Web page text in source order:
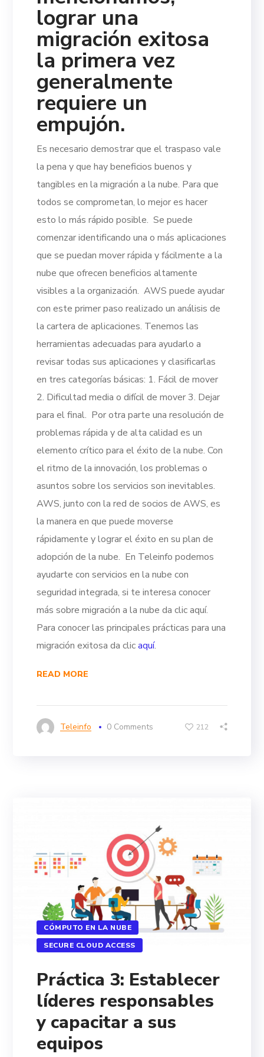
lograr una
migración exitosa
la primera vez
generalmente
requiere un
empujón.
Es necesario demostrar que el traspaso vale
la pena y que hay beneficios buenos y
tangibles en la migración a la nube. Para que
todos se comprometan, lo mejor es hacer
esto lo más rápido posible. Se puede
comenzar identificando una o más aplicaciones
que se puedan mover rápida y fácilmente a la
nube que ofrecen beneficios altamente
visibles a la organización. AWS puede ayudar
con este primer paso realizado un análisis de
la cartera de aplicaciones. Tenemos las
herramientas adecuadas para ayudarlo a
revisar todas sus aplicaciones y clasificarlas
en tres categorías básicas: 1. Fácil de mover
2. Dificultad media o difícil de mover3. Dejar
para el final. Por otra parte una resolución de
problemas rápida y de alta calidad es un
elemento crítico para el éxito de la nube. Con
el ritmo de la innovación, los problemas o
asuntos sobre los servicios son inevitables.
AWS, junto con la red de socios de AWS, es
la manera en que puede moverse
rápidamente y lograr el éxito en su plan de
adopción de la nube. En Teleinfo podemos
ayudarte con servicios en la nube con
seguridad integrada, si te interesa conocer
más sobre migración a la nube da clic aquí.
Para conocer las principales prácticas para una
migración exitosa da clicaquí.
READ MORE
Teleinfo 0 Comments 212
CÓMPUTO EN LA NUBE
SECURE CLOUD ACCESS
Práctica 3: Establecer
líderes responsables
y capacitar a sus
equipos